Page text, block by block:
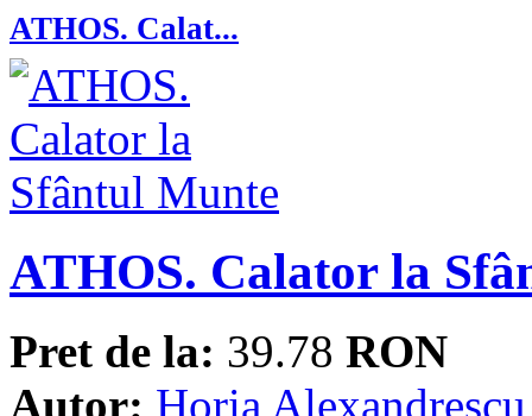
ATHOS. Calat...
ATHOS. Calator la
Pret de la: 39.78 RON
Autor: Horia Alexandrescu